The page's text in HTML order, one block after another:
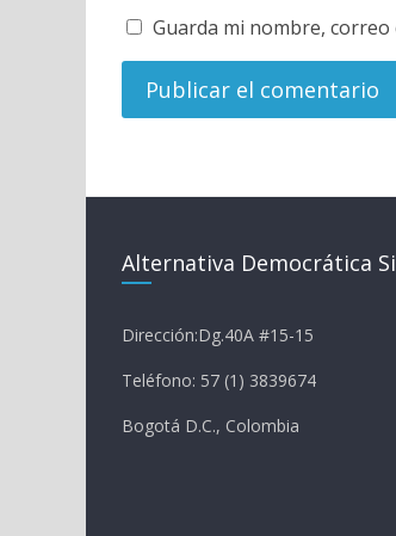
Guarda mi nombre,
Alternativa Democrática
Dirección:Dg.40A #15-15
Teléfono: 57 (1) 3839674
Bogotá D.C., Colombia